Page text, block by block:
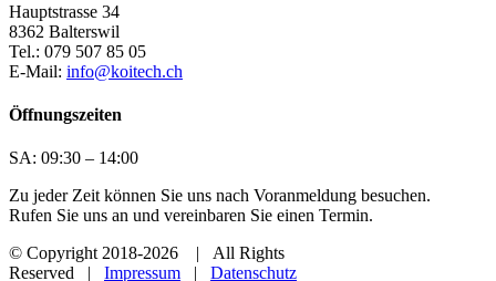
Hauptstrasse 34
8362 Balterswil
Tel.: 079 507 85 05
E-Mail: info@koitech.ch
Öffnungszeiten
SA: 09:30 – 14:00
Zu jeder Zeit können Sie uns nach Voranmeldung besuchen.
Rufen Sie uns an und vereinbaren Sie einen Termin.
© Copyright 2018-2026 | All Rights
Reserved | Impressum | Datenschutz